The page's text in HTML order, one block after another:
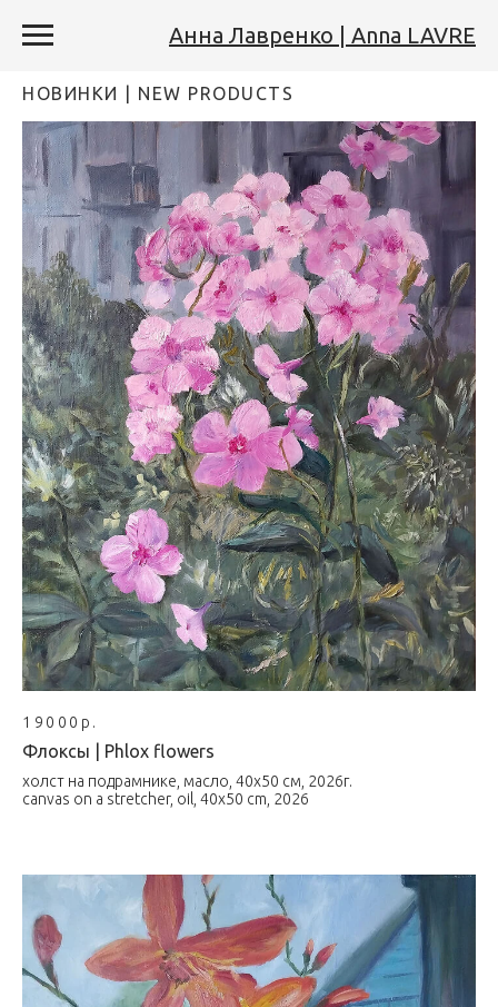
Анна Лавренко | Anna LAVRE
НОВИНКИ | NEW PRODUCTS
19000р.
Флоксы | Phlox flowers
холст на подрамнике, масло, 40х50 см, 2026г.
canvas on a stretcher, oil, 40x50 cm, 2026